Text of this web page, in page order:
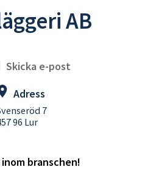
AB
Skicka e-post
Adress
7
96 Lur
branschen!